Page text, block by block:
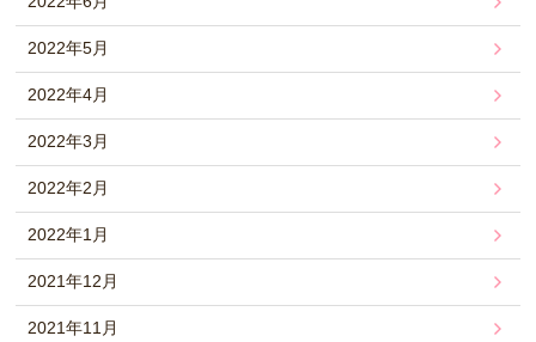
2022年5月
2022年4月
2022年3月
2022年2月
2022年1月
2021年12月
2021年11月